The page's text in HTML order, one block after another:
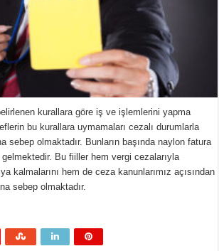
kurallara göre iş ve işlemlerini yapma
bu kurallara uymamaları cezalı durumlarla
sebep olmaktadır. Bunların başında naylon fatura
Bu fiiller hem vergi cezalarıyla
kalmalarını hem de ceza kanunlarımız açısından
sebep olmaktadır.